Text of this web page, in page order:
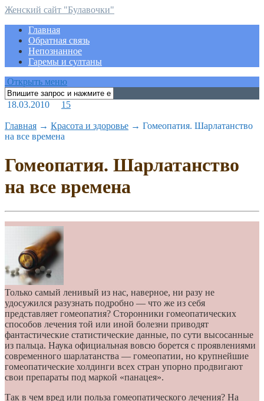
Женский сайт "Булавочки"
Главная
Обратная связь
Непознанное
Гаремы и султаны
Открыть меню
18.03.2010 15
Главная → Красота и здоровье → Гомеопатия. Шарлатанство
на все времена
Гомеопатия. Шарлатанство
на все времена
Только самый ленивый из нас, наверное, ни разу не
удосужился разузнать подробно — что же из себя
представляет гомеопатия? Сторонники гомеопатических
способов лечения той или иной болезни приводят
фантастические статистические данные, по сути высосанные
из пальца. Наука официальная вовсю борется с проявлениями
современного шарлатанства — гомеопатии, но крупнейшие
гомеопатические холдинги всех стран упорно продвигают
свои препараты под маркой «панацея».
Так в чем вред или польза гомеопатического лечения? На